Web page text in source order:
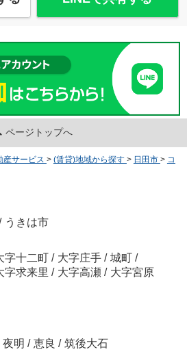
ページトップへ
産サービス > (賃貸)地域から探す > 日田市 > コ
うきは市
字十二町 / 大字庄手 / 城町 /
字求来里 / 大字高瀬 / 大字宮原
夜明 / 恵良 / 筑後大石